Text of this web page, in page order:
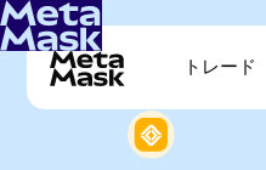
トレード